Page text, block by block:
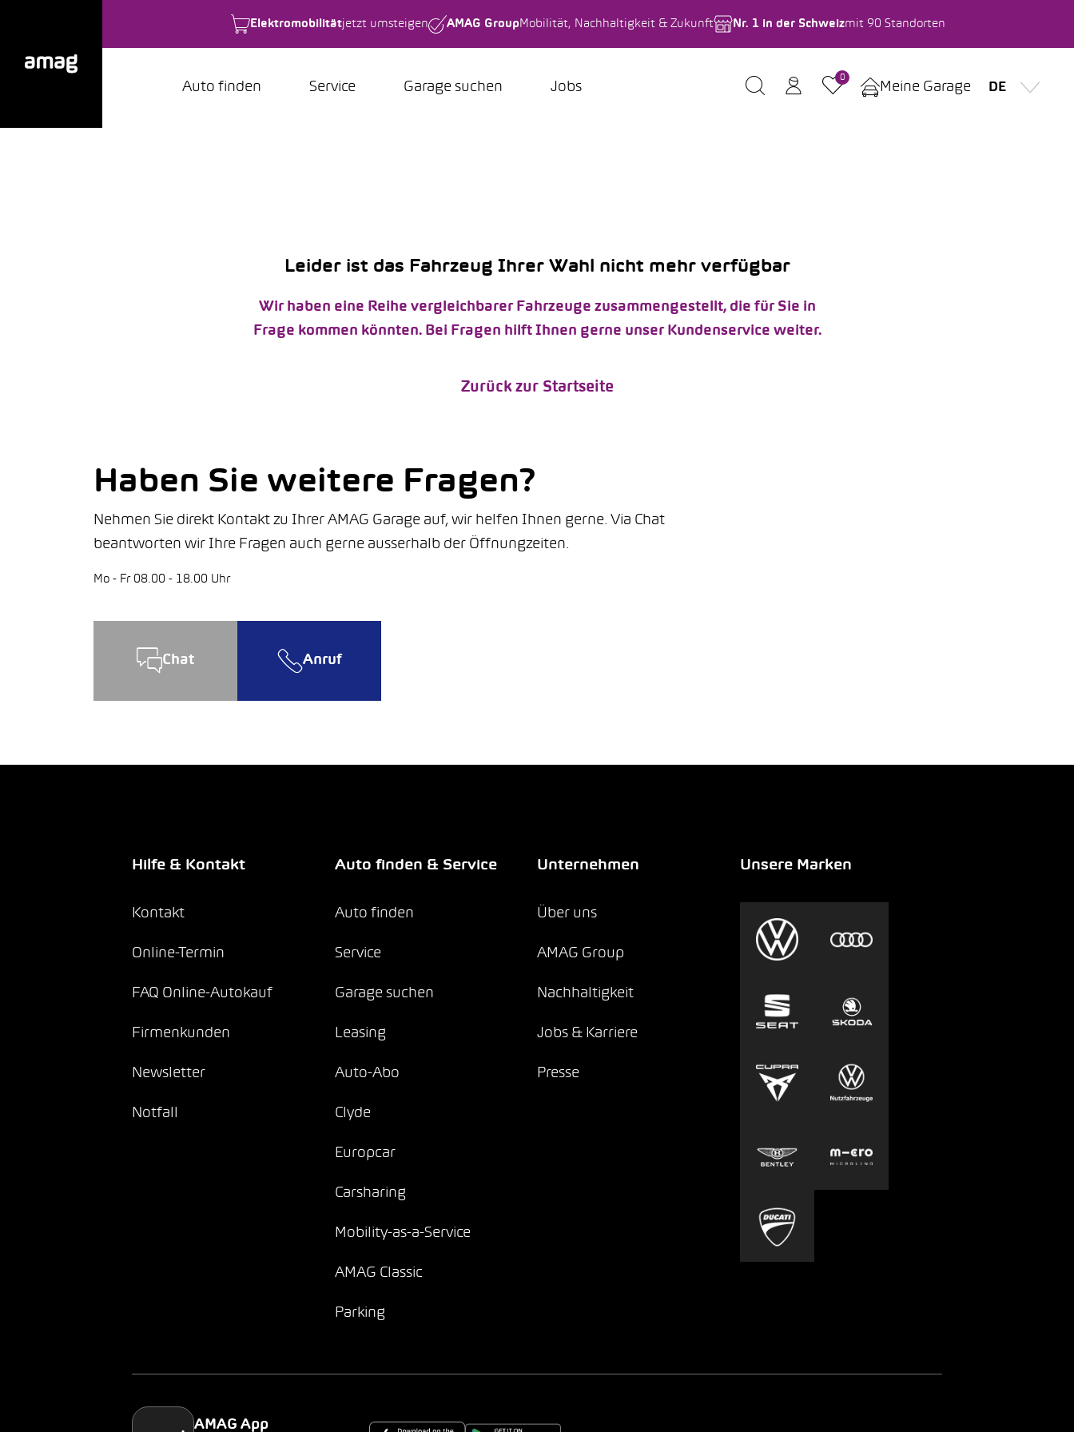
Elektromobilitätjetzt umsteigen AMAG Group Mobilität, Nachhaltigkeit & Zukunft Nr. 1 in der Schweizmit 90 Standorten
Auto finden Service Garage suchen Jobs
0
Meine Garage DE
Leider ist das Fahrzeug Ihrer Wahl nicht mehr verfügbar
Wir haben eine Reihe vergleichbarer Fahrzeuge zusammengestellt, die für Sie in
Frage kommen könnten. Bei Fragen hilft Ihnen gerne unser Kundenservice weiter.
Zurück zur Startseite
Haben Sie weitere Fragen?
Nehmen Sie direkt Kontakt zu Ihrer AMAG Garage auf, wir helfen Ihnen gerne. Via Chat
beantworten wir Ihre Fragen auch gerne ausserhalb der Öffnungzeiten.
Mo - Fr 08.00 - 18.00 Uhr
Chat Anruf
Hilfe & Kontakt
Kontakt
Online-Termin
FAQ Online-Autokauf
Firmenkunden
Newsletter
Notfall
Auto finden & Service
Auto finden
Service
Garage suchen
Leasing
Auto-Abo
Clyde
Europcar
Carsharing
Mobility-as-a-Service
AMAG Classic
Parking
Unternehmen
Über uns
AMAG Group
Nachhaltigkeit
Jobs & Karriere
Presse
Unsere Marken
AMAG App